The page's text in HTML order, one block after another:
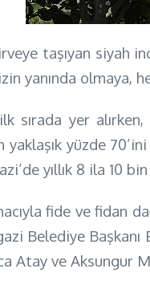
taşıyan siyah
yanında olmaya,
sırada yer
yaklaşık yüzde
yıllık 8 ila
fide ve fidan
Belediye Başkanı
Atay ve Aksungur